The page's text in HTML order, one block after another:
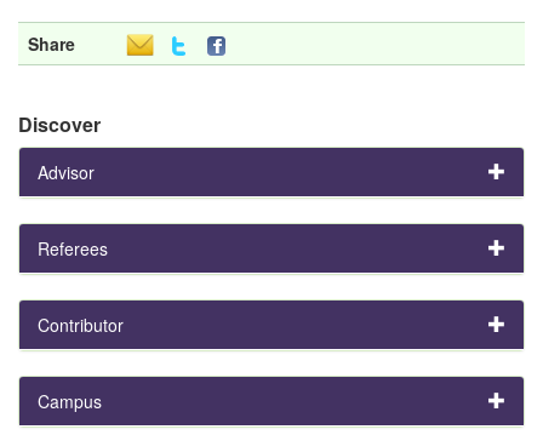
Share
Discover
Advisor
Referees
Contributor
Campus